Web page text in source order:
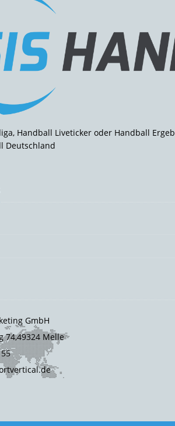
Handball Liveticker oder Handball
Deutschland
GmbH
74,49324 Melle